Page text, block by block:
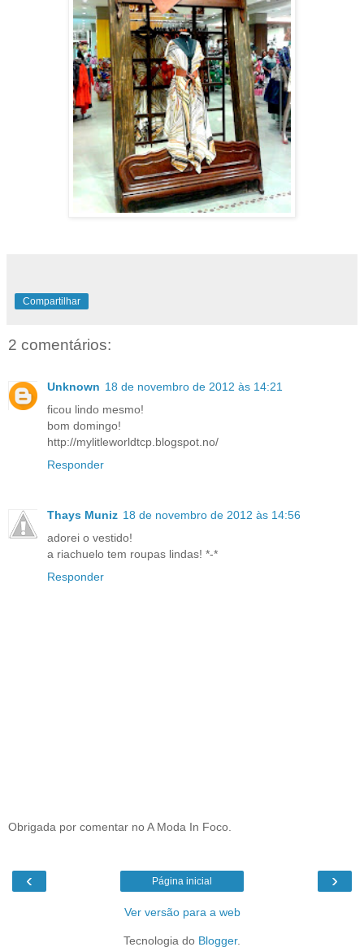
Compartilhar
2 comentários:
Unknown 18 de novembro de 2012 às 14:21
ficou lindo mesmo!
bom domingo!
http://mylitleworldtcp.blogspot.no/
Responder
Thays Muniz 18 de novembro de 2012 às 14:56
adorei o vestido!
a riachuelo tem roupas lindas! *-*
Responder
Obrigada por comentar no A Moda In Foco.
‹ ›
Página inicial
Ver versão para a web
Tecnologia do Blogger.